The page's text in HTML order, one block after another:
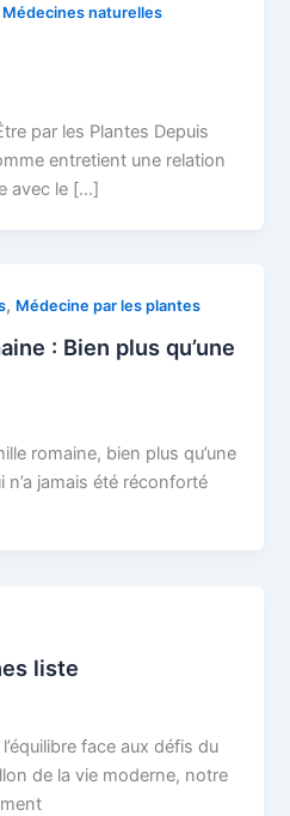
Médecines naturelles
par les Plantes Depuis
entretient une relation
avec le […]
, Médecine par les plantes
: Bien plus qu’une
romaine, bien plus qu’une
jamais été réconforté
liste
face aux défis du
de la vie moderne, notre